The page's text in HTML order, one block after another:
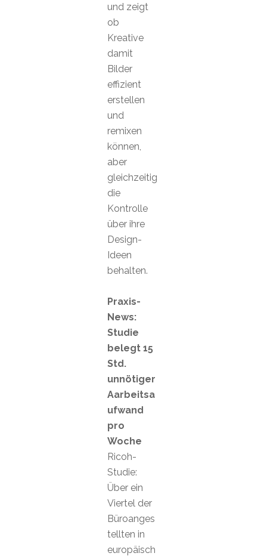
und zeigt
ob
Kreative
damit
Bilder
effizient
erstellen
und
remixen
können,
aber
gleichzeitig
die
Kontrolle
über ihre
Design-
Ideen
behalten.
Praxis-
News:
Studie
belegt 15
Std.
unnötiger
Aarbeitsa
ufwand
pro
Woche
Ricoh-
Studie:
Über ein
Viertel der
Büroanges
tellten in
europäisch